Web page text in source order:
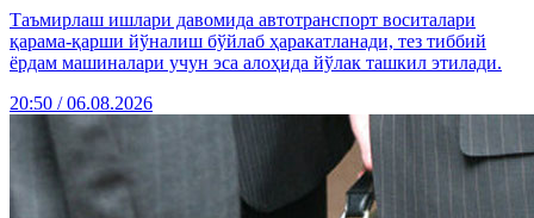
Таъмирлаш ишлари давомида автотранспорт воситалари
қарама-қарши йўналиш бўйлаб ҳаракатланади, тез тиббий
ёрдам машиналари учун эса алоҳида йўлак ташкил этилади.
20:50 / 06.08.2026